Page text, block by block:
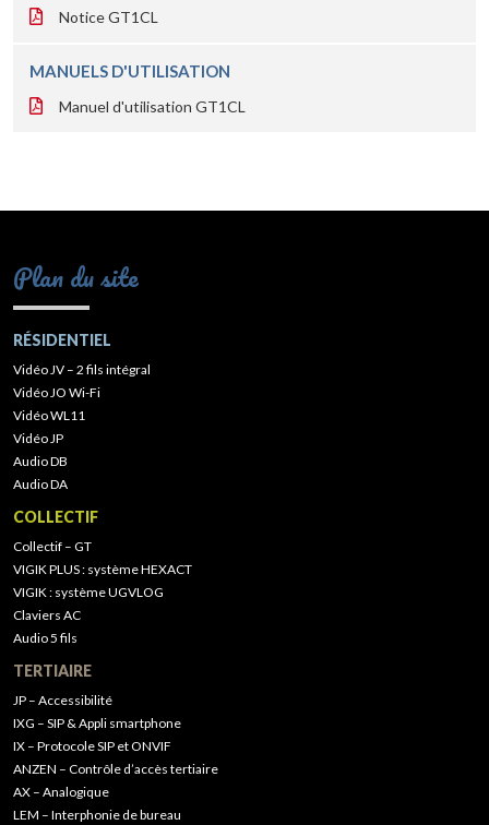
Notice GT1CL
MANUELS D'UTILISATION
Manuel d'utilisation GT1CL
Plan du site
RÉSIDENTIEL
Vidéo JV – 2 fils intégral
Vidéo JO Wi-Fi
Vidéo WL11
Vidéo JP
Audio DB
Audio DA
COLLECTIF
Collectif – GT
VIGIK PLUS : système HEXACT
VIGIK : système UGVLOG
Claviers AC
Audio 5 fils
TERTIAIRE
JP – Accessibilité
IXG – SIP & Appli smartphone
IX – Protocole SIP et ONVIF
ANZEN – Contrôle d’accès tertiaire
AX – Analogique
LEM – Interphonie de bureau